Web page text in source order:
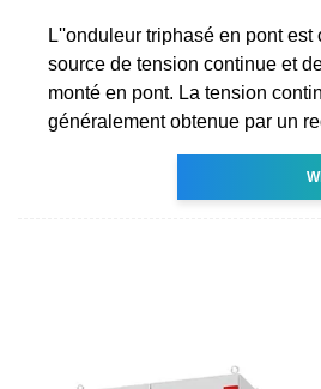
L''onduleur triphasé en pont est
source de tension continue et
monté en pont. La tension
généralement obtenue par un